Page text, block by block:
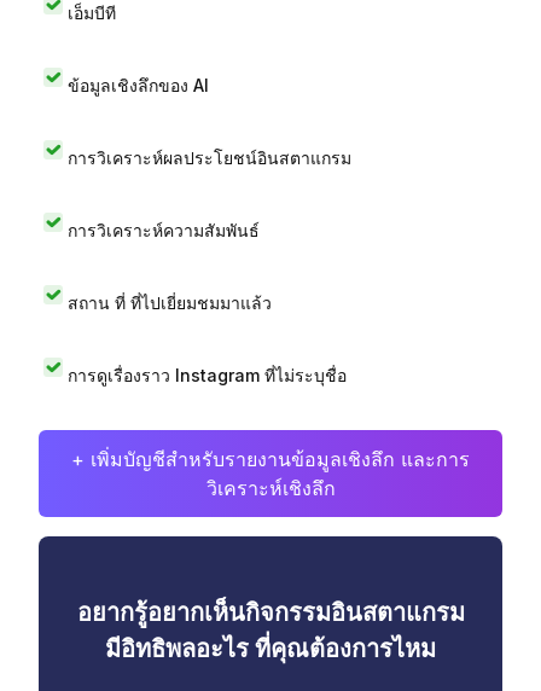
เอ็มบีที
ข้อมูลเชิงลึกของ AI
การวิเคราะห์ผลประโยชน์อินสตาแกรม
การวิเคราะห์ความสัมพันธ์
สถาน ที่ ที่ไปเยี่ยมชมมาแล้ว
การดูเรื่องราว Instagram ที่ไม่ระบุชื่อ
+ เพิ่มบัญชีสำหรับรายงานข้อมูลเชิงลึก และการ
วิเคราะห์เชิงลึก
อยากรู้อยากเห็นกิจกรรมอินสตาแกรม
มีอิทธิพลอะไร ที่คุณต้องการไหม